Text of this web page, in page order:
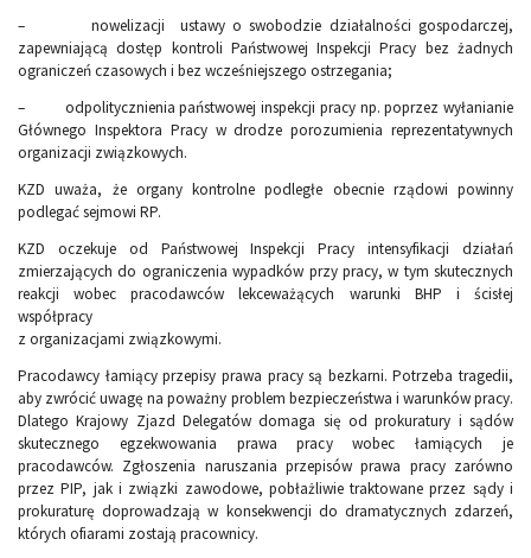
– nowelizacji ustawy o swobodzie działalności gospodarczej,
zapewniającą dostęp kontroli Państwowej Inspekcji Pracy bez żadnych
ograniczeń czasowych i bez wcześniejszego ostrzegania;
– odpolitycznienia państwowej inspekcji pracy np. poprzez wyłanianie
Głównego Inspektora Pracy w drodze porozumienia reprezentatywnych
organizacji związkowych.
KZD uważa, że organy kontrolne podległe obecnie rządowi powinny
podlegać sejmowi RP.
KZD oczekuje od Państwowej Inspekcji Pracy intensyfikacji działań
zmierzających do ograniczenia wypadków przy pracy, w tym skutecznych
reakcji wobec pracodawców lekceważących warunki BHP i ścisłej
współpracy
z organizacjami związkowymi.
Pracodawcy łamiący przepisy prawa pracy są bezkarni. Potrzeba tragedii,
aby zwrócić uwagę na poważny problem bezpieczeństwa i warunków pracy.
Dlatego Krajowy Zjazd Delegatów domaga się od prokuratury i sądów
skutecznego egzekwowania prawa pracy wobec łamiących je
pracodawców. Zgłoszenia naruszania przepisów prawa pracy zarówno
przez PIP, jak i związki zawodowe, pobłażliwie traktowane przez sądy i
prokuraturę doprowadzają w konsekwencji do dramatycznych zdarzeń,
których ofiarami zostają pracownicy.